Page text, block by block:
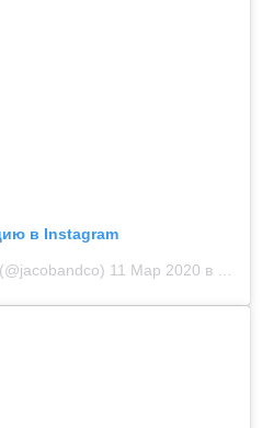
в Instagram
11 Мар 2020 в 3:05 PDT